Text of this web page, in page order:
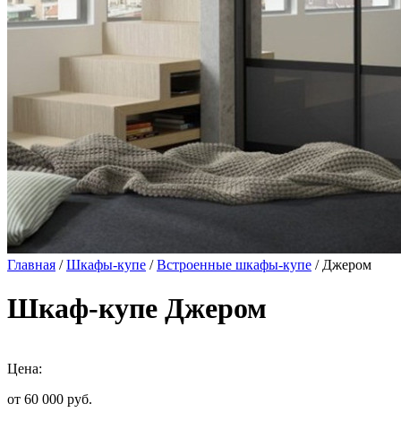
Главная /Шкафы-купе /Встроенные шкафы-купе / Джером
Шкаф-купе Джером
Цена:
от 60 000 руб.